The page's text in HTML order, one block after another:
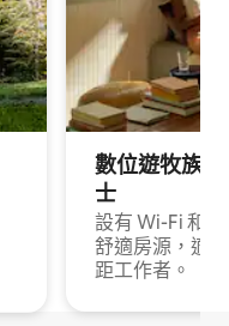
數位遊牧族
士
設有 Wi-Fi 和
舒適房源，適
距工作者。